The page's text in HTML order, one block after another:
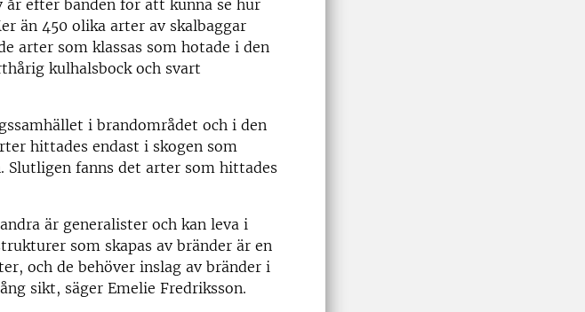
efter banden för att kunna se hur
än 450 olika arter av skalbaggar
arter som klassas som hotade i den
kulhalsbock och svart
i brandområdet och i den
hittades endast i skogen som
Slutligen fanns det arter som hittades
är generalister och kan leva i
som skapas av bränder är en
och de behöver inslag av bränder i
sikt, säger Emelie Fredriksson.